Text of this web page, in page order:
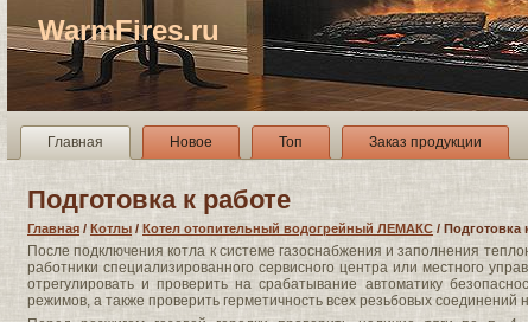
WarmFires.ru
Главная Новое Топ Заказ продукции
Подготовка к работе
Главная / Котлы / Котел отопительный водогрейный ЛЕМАКС / Подготовка
После подключения котла к системе газоснабжения и заполнения
работники специализированного сервисного центра или местного
отрегулировать и проверить на срабатывание автоматику
режимов, а также проверить герметичность всех резьбовых соединений